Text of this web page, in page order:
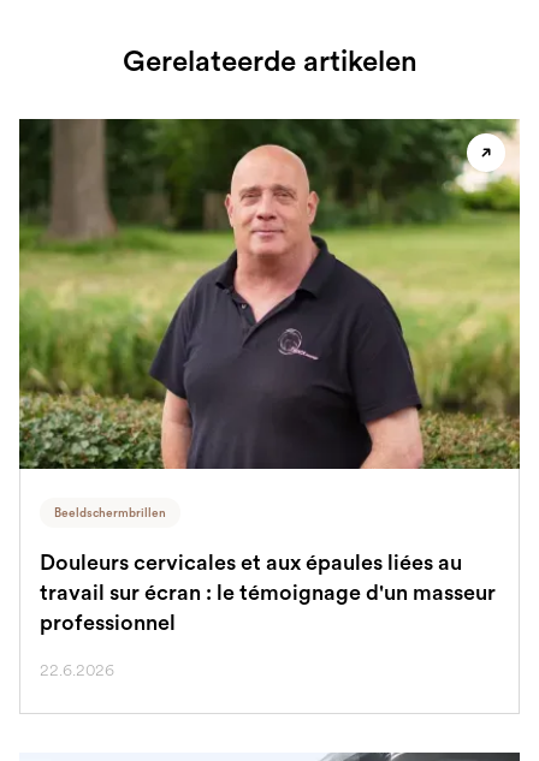
Gerelateerde artikelen
Beeldschermbrillen
Douleurs cervicales et aux épaules liées au
travail sur écran : le témoignage d'un masseur
professionnel
22.6.2026